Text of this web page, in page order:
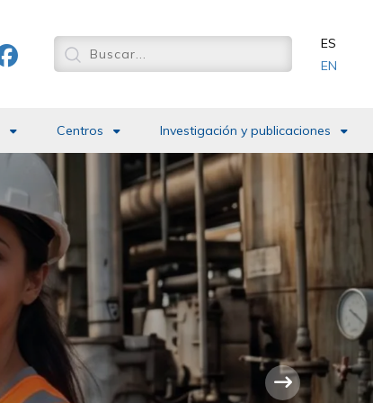
ES
EN
Centros Investigación y publicaciones